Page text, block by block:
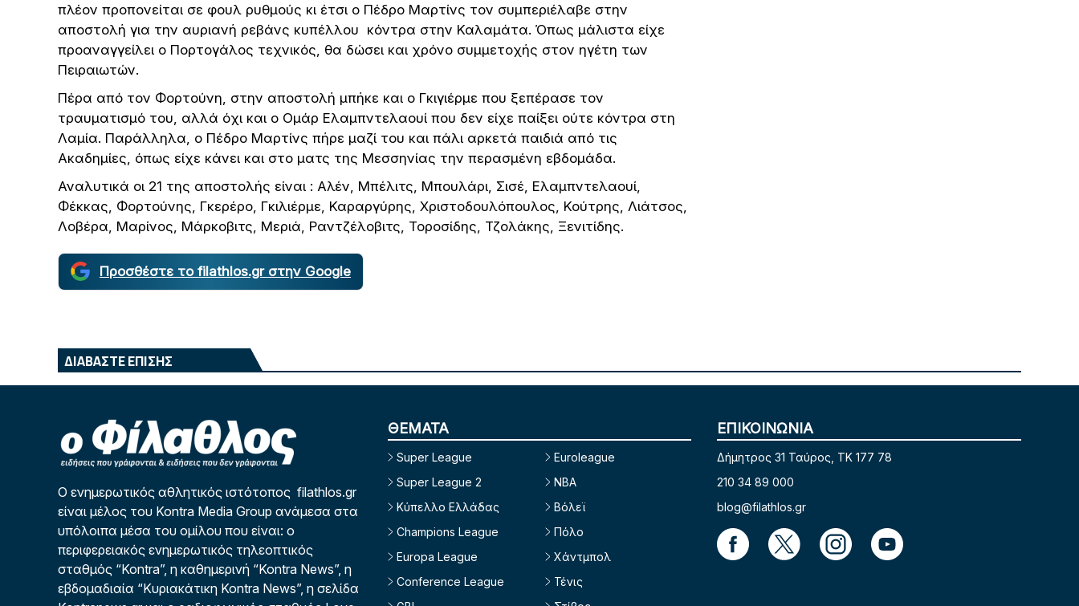
πλέον προπονείται σε φουλ ρυθμούς κι έτσι ο Πέδρο Μαρτίνς τον συμπεριέλαβε στην
αποστολή για την αυριανή ρεβάνς κυπέλλου κόντρα στην Καλαμάτα. Όπως μάλιστα είχε
προαναγγείλει ο Πορτογάλος τεχνικός, θα δώσει και χρόνο συμμετοχής στον ηγέτη των
Πειραιωτών.
Πέρα από τον Φορτούνη, στην αποστολή μπήκε και ο Γκιγιέρμε που ξεπέρασε τον
τραυματισμό του, αλλά όχι και ο Ομάρ Ελαμπντελαουί που δεν είχε παίξει ούτε κόντρα στη
Λαμία. Παράλληλα, ο Πέδρο Μαρτίνς πήρε μαζί του και πάλι αρκετά παιδιά από τις
Ακαδημίες, όπως είχε κάνει και στο ματς της Μεσσηνίας την περασμένη εβδομάδα.
Αναλυτικά οι 21 της αποστολής είναι : Αλέν, Μπέλιτς, Μπουλάρι, Σισέ, Ελαμπντελαουί,
Φέκκας, Φορτούνης, Γκερέρο, Γκιλιέρμε, Καραργύρης, Χριστοδουλόπουλος, Κούτρης, Λιάτσος,
Λοβέρα, Μαρίνος, Μάρκοβιτς, Μεριά, Ραντζέλοβιτς, Τοροσίδης, Τζολάκης, Ξενιτίδης.
Προσθέστε το filathlos.gr στην Google
ΔΙΑΒΑΣΤΕ ΕΠΙΣΗΣ
Ο ενημερωτικός αθλητικός ιστότοπος filathlos.gr
είναι μέλος του Kontra Media Group ανάμεσα στα
υπόλοιπα μέσα του ομίλου που είναι: ο
περιφερειακός ενημερωτικός τηλεοπτικός
σταθμός “Kontra”, η καθημερινή “Kontra News”, η
εβδομαδιαία “Κυριακάτικη Kontra News”, η σελίδα
ΘΕΜΑΤΑ
Super League
Super League 2
Κύπελλο Ελλάδας
Champions League
Europa League
Conference League
Euroleague
NBA
Βόλεϊ
Πόλο
Χάντμπολ
Τένις
ΕΠΙΚΟΙΝΩΝΙΑ
Δήμητρος 31 Ταύρος, TK 177 78
210 34 89 000
blog@filathlos.gr